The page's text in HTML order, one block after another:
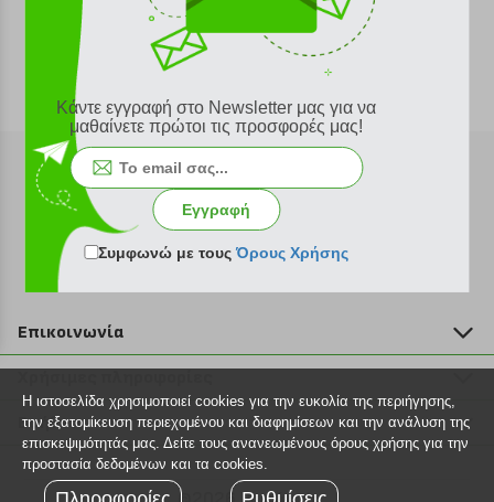
Εγγραφή στο newsletter
Επικοινωνία
211 2000 700
info@plus4u.gr
Η εταιρία
Σημεία παραλαβής
Ευκαιρίες καριέρας
Βοήθεια
Εξέλιξη παραγγελίας
Τρόποι παραγγελίας
Κάντε εγγραφή στο Newsletter μας για να
μαθαίνετε πρώτοι τις προσφορές μας!
Εγγραφή
Συμφωνώ με τουςΌρους Χρήσης
Η ιστοσελίδα χρησιμοποιεί cookies για την ευκολία της περιήγησης,
την εξατομίκευση περιεχομένου και διαφημίσεων και την ανάλυση της
επισκεψιμότητάς μας. Δείτε τους ανανεωμένους όρους χρήσης για την
προστασία δεδομένων και τα cookies.